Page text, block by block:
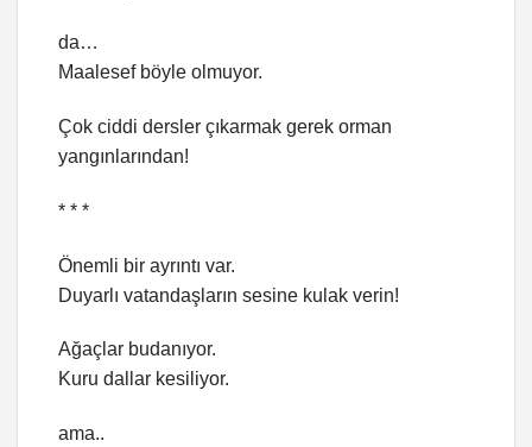
da…
Maalesef böyle olmuyor.
Çok ciddi dersler çıkarmak gerek orman
yangınlarından!
* * *
Önemli bir ayrıntı var.
Duyarlı vatandaşların sesine kulak verin!
Ağaçlar budanıyor.
Kuru dallar kesiliyor.
ama..